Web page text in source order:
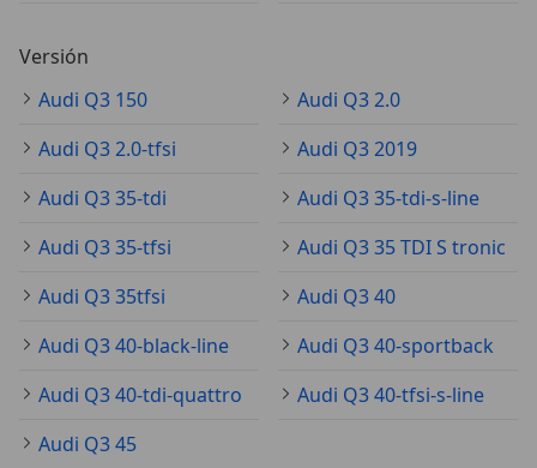
Versión
Audi Q3 150
Audi Q3 2.0
Audi Q3 2.0-tfsi
Audi Q3 2019
Audi Q3 35-tdi
Audi Q3 35-tdi-s-line
Audi Q3 35-tfsi
Audi Q3 35 TDI S tronic
Audi Q3 35tfsi
Audi Q3 40
Audi Q3 40-black-line
Audi Q3 40-sportback
Audi Q3 40-tdi-quattro
Audi Q3 40-tfsi-s-line
Audi Q3 45